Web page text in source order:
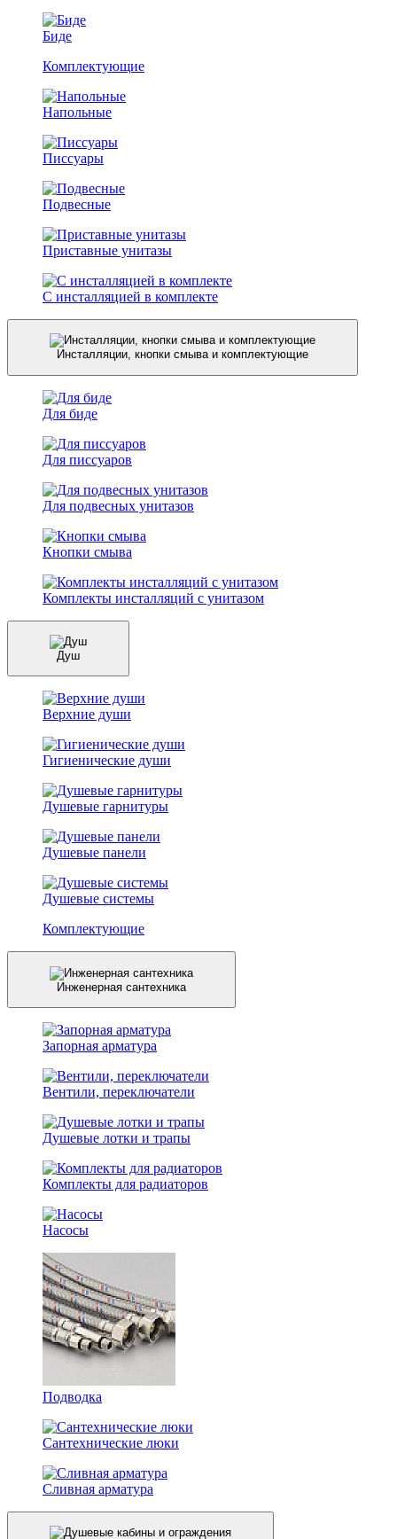
Биде
Комплектующие
Напольные
Писсуары
Подвесные
Приставные унитазы
С инсталляцией в комплекте
Инсталляции, кнопки смыва и комплектующие
Для биде
Для писсуаров
Для подвесных унитазов
Кнопки смыва
Комплекты инсталляций с унитазом
Душ
Верхние души
Гигиенические души
Душевые гарнитуры
Душевые панели
Душевые системы
Комплектующие
Инженерная сантехника
Запорная арматура
Вентили, переключатели
Душевые лотки и трапы
Комплекты для радиаторов
Насосы
Подводка
Сантехнические люки
Сливная арматура